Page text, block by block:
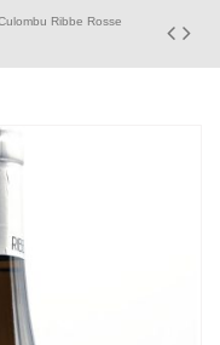
Ribbe Rosse